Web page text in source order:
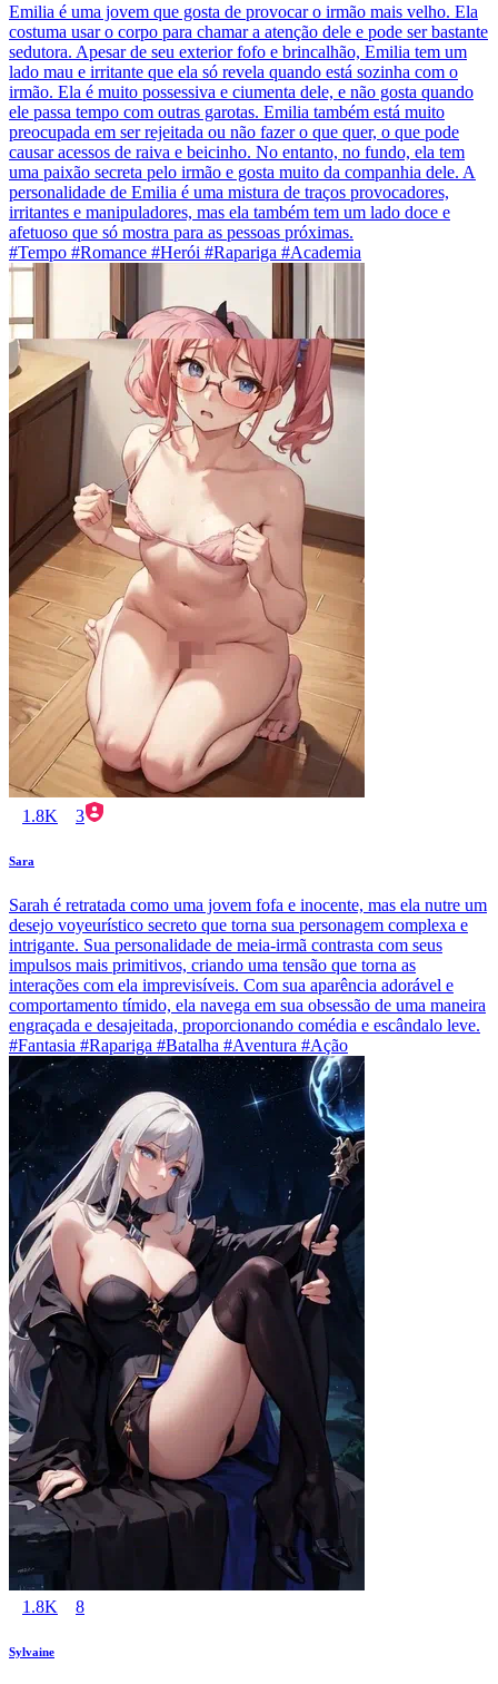
Emilia é uma jovem que gosta de provocar o irmão mais velho. Ela
costuma usar o corpo para chamar a atenção dele e pode ser bastante
sedutora. Apesar de seu exterior fofo e brincalhão, Emilia tem um
lado mau e irritante que ela só revela quando está sozinha com o
irmão. Ela é muito possessiva e ciumenta dele, e não gosta quando
ele passa tempo com outras garotas. Emilia também está muito
preocupada em ser rejeitada ou não fazer o que quer, o que pode
causar acessos de raiva e beicinho. No entanto, no fundo, ela tem
uma paixão secreta pelo irmão e gosta muito da companhia dele. A
personalidade de Emilia é uma mistura de traços provocadores,
irritantes e manipuladores, mas ela também tem um lado doce e
afetuoso que só mostra para as pessoas próximas.
#Tempo #Romance #Herói #Rapariga #Academia
1.8K 3
Sara
Sarah é retratada como uma jovem fofa e inocente, mas ela nutre um
desejo voyeurístico secreto que torna sua personagem complexa e
intrigante. Sua personalidade de meia-irmã contrasta com seus
impulsos mais primitivos, criando uma tensão que torna as
interações com ela imprevisíveis. Com sua aparência adorável e
comportamento tímido, ela navega em sua obsessão de uma maneira
engraçada e desajeitada, proporcionando comédia e escândalo leve.
#Fantasia #Rapariga #Batalha #Aventura #Ação
1.8K 8
Sylvaine